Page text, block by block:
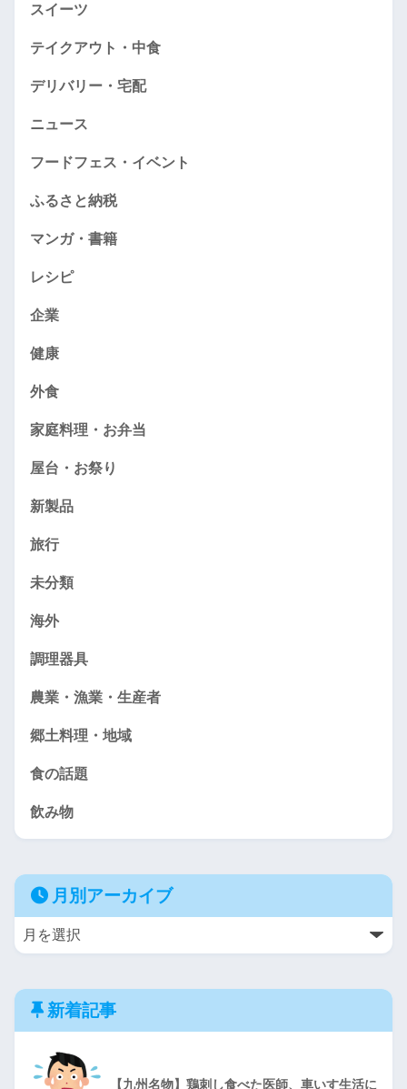
スイーツ
テイクアウト・中食
デリバリー・宅配
ニュース
フードフェス・イベント
ふるさと納税
マンガ・書籍
レシピ
企業
健康
外食
家庭料理・お弁当
屋台・お祭り
新製品
旅行
未分類
海外
調理器具
農業・漁業・生産者
郷土料理・地域
食の話題
飲み物
月別アーカイブ
新着記事
【九州名物】鶏刺し食べた医師、車いす生活に